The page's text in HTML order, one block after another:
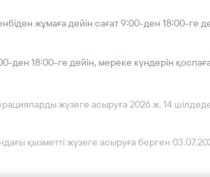
жұмаға дейін сағат 9:00-ден 18:00-ге
18:00-ге дейін, мереке күндерін
жүзеге асыруға 2026 ж. 14
қызметті жүзеге асыруға берген